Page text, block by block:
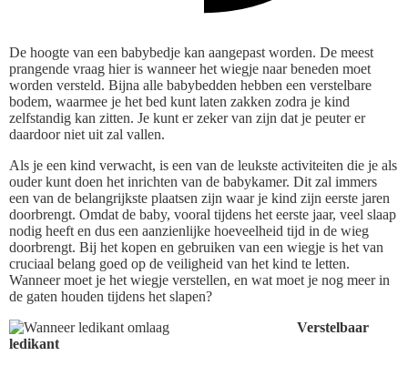
De hoogte van een babybedje kan aangepast worden. De meest
prangende vraag hier is wanneer het wiegje naar beneden moet
worden versteld. Bijna alle babybedden hebben een verstelbare
bodem, waarmee je het bed kunt laten zakken zodra je kind
zelfstandig kan zitten. Je kunt er zeker van zijn dat je peuter er
daardoor niet uit zal vallen.
Als je een kind verwacht, is een van de leukste activiteiten die je als
ouder kunt doen het inrichten van de babykamer. Dit zal immers
een van de belangrijkste plaatsen zijn waar je kind zijn eerste jaren
doorbrengt. Omdat de baby, vooral tijdens het eerste jaar, veel slaap
nodig heeft en dus een aanzienlijke hoeveelheid tijd in de wieg
doorbrengt. Bij het kopen en gebruiken van een wiegje is het van
cruciaal belang goed op de veiligheid van het kind te letten.
Wanneer moet je het wiegje verstellen, en wat moet je nog meer in
de gaten houden tijdens het slapen?
Verstelbaar
ledikant